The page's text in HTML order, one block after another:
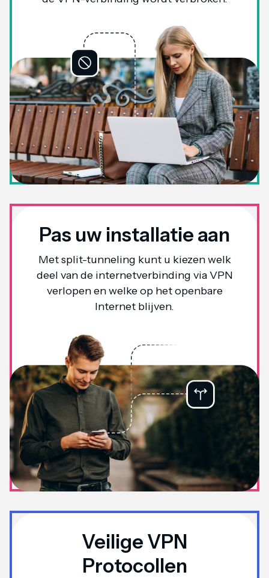
Pas uw installatie aan
Met split-tunneling kunt u kiezen welk
deel van de internetverbinding via VPN
verlopen en welke op het openbare
Internet blijven.
Veilige VPN
Protocollen